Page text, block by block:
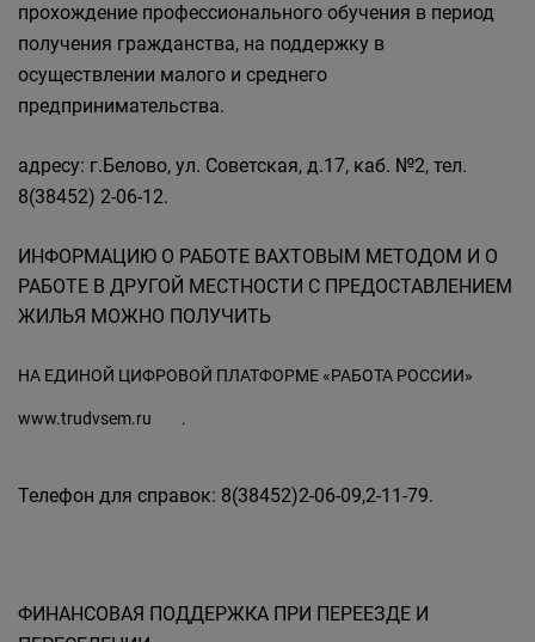
прохождение профессионального обучения в период
получения гражданства, на поддержку в
осуществлении малого и среднего
предпринимательства.
адресу: г.Белово, ул. Советская, д.17, каб. №2, тел.
8(38452) 2-06-12.
ИНФОРМАЦИЮ О РАБОТЕ ВАХТОВЫМ МЕТОДОМ И О
РАБОТЕ В ДРУГОЙ МЕСТНОСТИ С ПРЕДОСТАВЛЕНИЕМ
ЖИЛЬЯ МОЖНО ПОЛУЧИТЬ
НА ЕДИНОЙ ЦИФРОВОЙ ПЛАТФОРМЕ «РАБОТА РОССИИ»
www.trudvsem.ru .
Телефон для справок: 8(38452)2-06-09,2-11-79.
ФИНАНСОВАЯ ПОДДЕРЖКА ПРИ ПЕРЕЕЗДЕ И